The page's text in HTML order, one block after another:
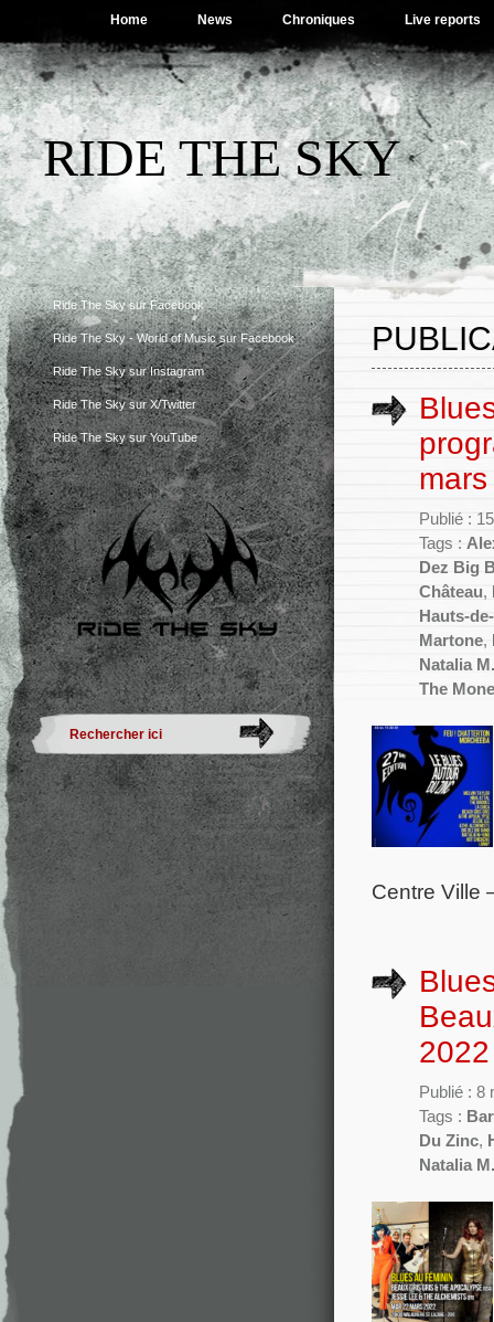
Home News Chroniques Live reports
RIDE THE SKY
Ride The Sky sur Facebook
Ride The Sky - World of Music sur Facebook
Ride The Sky sur Instagram
Ride The Sky sur X/Twitter
Ride The Sky sur YouTube
Publié :
Tags :
Dez Big
Château,
Hauts-
Martone,
Natalia
The
Centre Ville
2022
Publié : 8
Tags :
Du Zinc,
Natalia